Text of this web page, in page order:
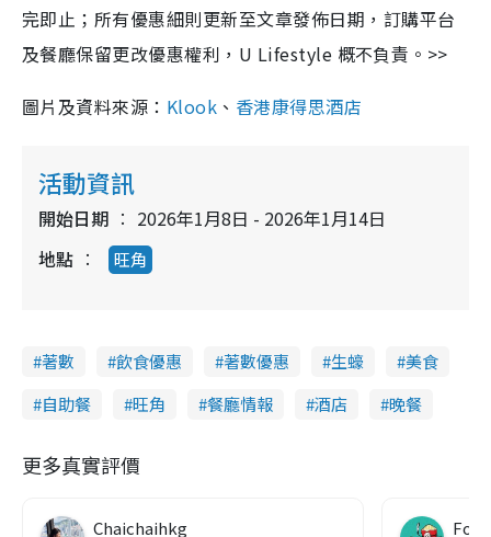
完即止；所有優惠細則更新至文章發佈日期，訂購平台
及餐廳保留更改優惠權利，U Lifestyle 概不負責。>>
圖片及資料來源： Klook 、 香港康得思酒店
活動資訊
開始日期
2026年1月8日 - 2026年1月14日
地點
旺角
著數 飲食優惠 著數優惠 生蠔
美食
自助餐
旺角 餐廳情報 酒店 晚餐
更多真實評價
Chaichaihkg